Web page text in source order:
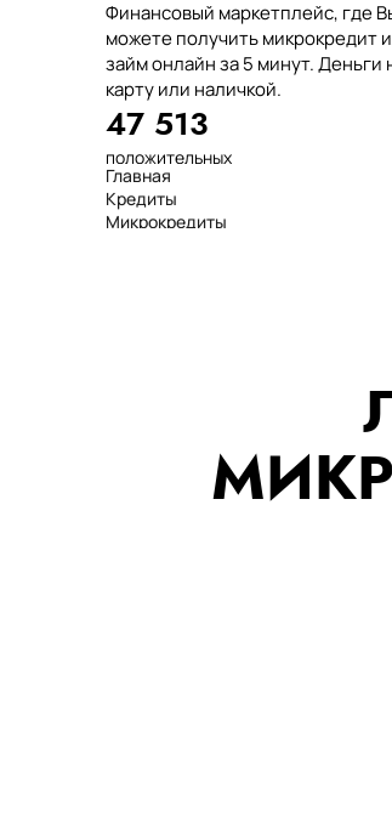
Финансовый маркетплейс, где
можете получить микрокредит
займ онлайн за 5 минут. Деньги
карту или наличкой.
47 513
положительных
отзывов
тенге выдано
нашим клиентам
7 минут
Главная
Кредиты
Микрокредиты